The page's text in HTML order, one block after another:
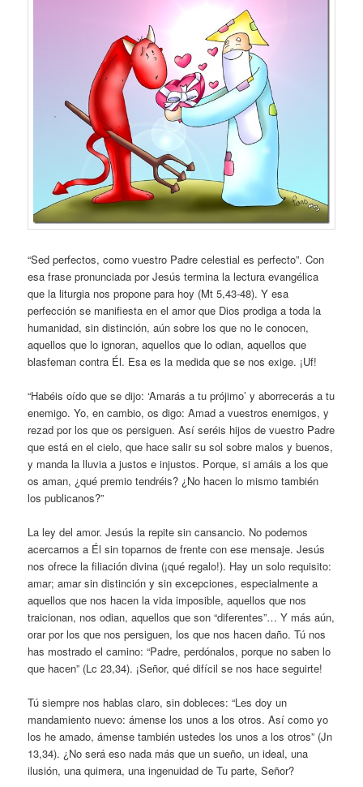
“Sed perfectos, como vuestro Padre celestial es perfecto”. Con
esa frase pronunciada por Jesús termina la lectura evangélica
que la liturgia nos propone para hoy (Mt 5,43-48). Y esa
perfección se manifiesta en el amor que Dios prodiga a toda la
humanidad, sin distinción, aún sobre los que no le conocen,
aquellos que lo ignoran, aquellos que lo odian, aquellos que
blasfeman contra Él. Esa es la medida que se nos exige. ¡Uf!
“Habéis oído que se dijo: ‘Amarás a tu prójimo’ y aborrecerás a tu
enemigo. Yo, en cambio, os digo: Amad a vuestros enemigos, y
rezad por los que os persiguen. Así seréis hijos de vuestro Padre
que está en el cielo, que hace salir su sol sobre malos y buenos,
y manda la lluvia a justos e injustos. Porque, si amáis a los que
os aman, ¿qué premio tendréis? ¿No hacen lo mismo también
los publicanos?”
La ley del amor. Jesús la repite sin cansancio. No podemos
acercarnos a Él sin toparnos de frente con ese mensaje. Jesús
nos ofrece la filiación divina (¡qué regalo!). Hay un solo requisito:
amar; amar sin distinción y sin excepciones, especialmente a
aquellos que nos hacen la vida imposible, aquellos que nos
traicionan, nos odian, aquellos que son “diferentes”… Y más aún,
orar por los que nos persiguen, los que nos hacen daño. Tú nos
has mostrado el camino: “Padre, perdónalos, porque no saben lo
que hacen” (Lc 23,34). ¡Señor, qué difícil se nos hace seguirte!
Tú siempre nos hablas claro, sin dobleces: “Les doy un
mandamiento nuevo: ámense los unos a los otros. Así como yo
los he amado, ámense también ustedes los unos a los otros” (Jn
13,34). ¿No será eso nada más que un sueño, un ideal, una
ilusión, una quimera, una ingenuidad de Tu parte, Señor?